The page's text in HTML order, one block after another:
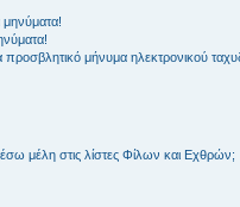
μήνυμα ηλεκτρονικού
μέλη στις λίστες Φίλων και Εχθρών;